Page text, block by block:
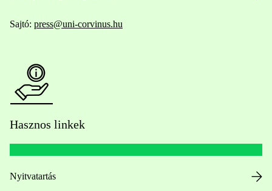
Sajtó: press@uni-corvinus.hu
Hasznos linkek
Nyitvatartás